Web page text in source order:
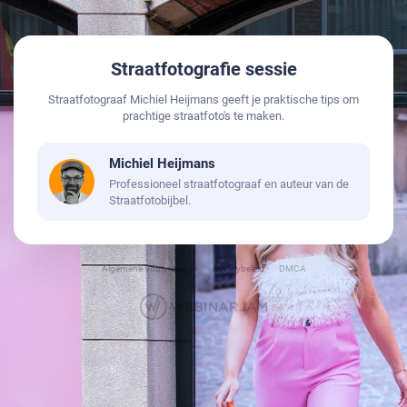
Straatfotografie sessie
Straatfotograaf Michiel Heijmans geeft je praktische tips om
prachtige straatfoto's te maken.
Michiel Heijmans
Professioneel straatfotograaf en auteur van de
Straatfotobijbel.
Algemene Voorwaarden Privacybeleid DMCA